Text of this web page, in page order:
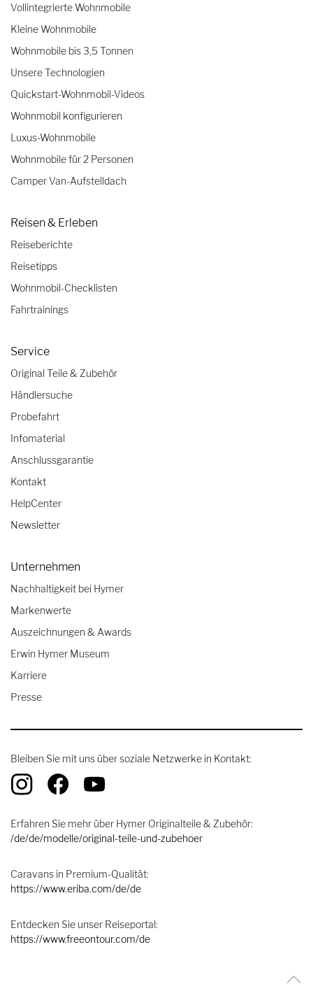
Vollintegrierte Wohnmobile
Kleine Wohnmobile
Wohnmobile bis 3,5 Tonnen
Unsere Technologien
Quickstart-Wohnmobil-Videos
Wohnmobil konfigurieren
Luxus-Wohnmobile
Wohnmobile für 2 Personen
Camper Van-Aufstelldach
Reisen & Erleben
Reiseberichte
Reisetipps
Wohnmobil-Checklisten
Fahrtrainings
Service
Original Teile & Zubehör
Händlersuche
Probefahrt
Infomaterial
Anschlussgarantie
Kontakt
HelpCenter
Newsletter
Unternehmen
Nachhaltigkeit bei Hymer
Markenwerte
Auszeichnungen & Awards
Erwin Hymer Museum
Karriere
Presse
Bleiben Sie mit uns über soziale Netzwerke in Kontakt:
Erfahren Sie mehr über Hymer Originalteile & Zubehör:
/de/de/modelle/original-teile-und-zubehoer
Caravans in Premium-Qualität:
https://www.eriba.com/de/de
Entdecken Sie unser Reiseportal:
https://www.freeontour.com/de